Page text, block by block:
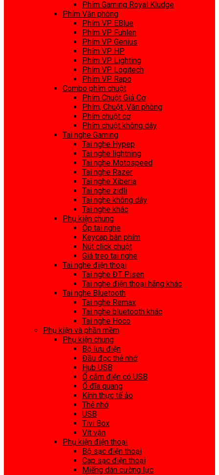
Phím Gaming Royal Kludge
Phím Văn phòng
Phím VP EBlue
Phím VP Fuhlen
Phím VP Genius
Phím VP HP
Phím VP Lighting
Phím VP Logitech
Phím VP Rapo
Combo phím chuột
Phím Chuột Giả Cơ
Phím, Chuột ,Văn phòng
Phím chuột cơ
Phím chuột không dây
Tai nghe Gaming
Tai nghe Hypep
Tai nghe lightning
Tai nghe Motospeed
Tai nghe Razer
Tai nghe Xiberia
Tai nghe zidli
Tai nghe không dây
Tai nghe khác
Phụ kiện chung
Ốp tai nghe
Keycap bàn phím
Nút click chuột
Giá treo tai nghe
Tai nghe điện thoại
Tai nghe ĐT Pisen
Tai nghe điện thoại hãng khác
Tai nghe Bluetooth
Tai nghe Remax
Tai nghe bluetooth khác
Tai nghe Hoco
Phụ kiện và phần mềm
Phụ kiện chung
Bộ lưu điện
Đầu đọc thẻ nhớ
Hub USB
Ổ cắm điện có USB
Ổ đĩa quang
Kính thực tế ảo
Thẻ nhớ
USB
Tivi Box
Vít vặn
Phụ kiện điện thoại
Bộ sạc điện thoại
Cap sạc điện thoại
Miếng dán cường lực